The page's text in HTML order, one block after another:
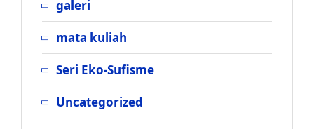
galeri
mata kuliah
Seri Eko-Sufisme
Uncategorized